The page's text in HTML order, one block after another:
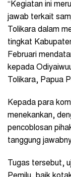
“Kegiatan ini
jawab terkait
Tolikara dalam
tingkat
Februari
kepada
Tolikara, Papua
Kepada para
menekankan,
pencoblosan
tanggung
Tugas tersebut,